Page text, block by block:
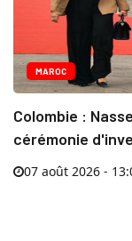
MAROC
Colombie :
cérémonie
07 août 2026 -